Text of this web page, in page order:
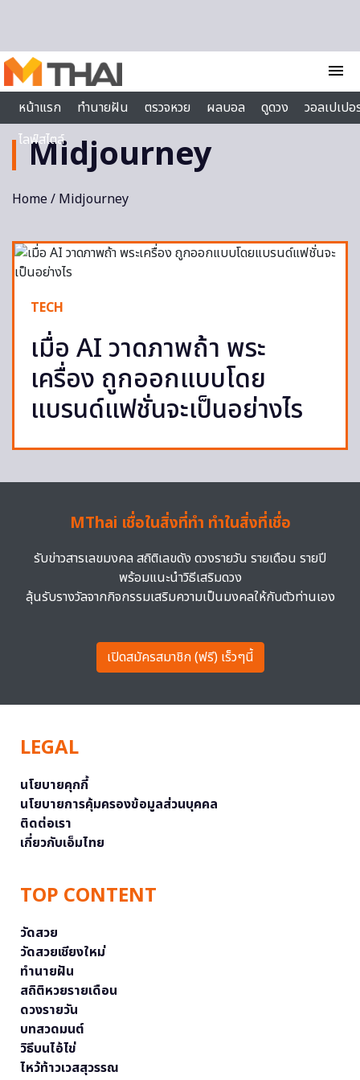
menu
หน้าแรก
ทำนายฝัน ตรวจหวย ผลบอล ดูดวง
วอลเปเป
ไลฟ์สไตล์
Midjourney
Home/ Midjourney
TECH
เมื่อ AI วาดภาพถ้า พระ
เครื่อง ถูกออกแบบโดย
แบรนด์แฟชั่นจะเป็นอย่างไร
MThai เชื่อในสิ่งที่ทำ ทำในสิ่งที่เชื่อ
รับข่าวสารเลขมงคล สถิติเลขดัง ดวงรายวัน รายเดือน รายปี
พร้อมแนะนำวิธีเสริมดวง
ลุ้นรับรางวัลจากกิจกรรมเสริมความเป็นมงคลให้กับตัวท่านเอง
เปิดสมัครสมาชิก (ฟรี) เร็วๆนี้
LEGAL
นโยบายคุกกี้
นโยบายการคุ้มครองข้อมูลส่วนบุคคล
ติดต่อเรา
เกี่ยวกับเอ็มไทย
TOP CONTENT
วัดสวย
วัดสวยเชียงใหม่
ทำนายฝัน
สถิติหวยรายเดือน
ดวงรายวัน
บทสวดมนต์
วิธีบนไอ้ไข่
ไหว้ท้าวเวสสุวรรณ